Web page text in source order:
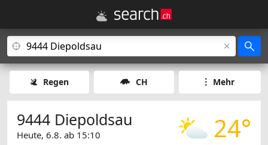
Regen CH Mehr
24°
9444 Diepoldsau
Heute, 6.8. ab 15:10